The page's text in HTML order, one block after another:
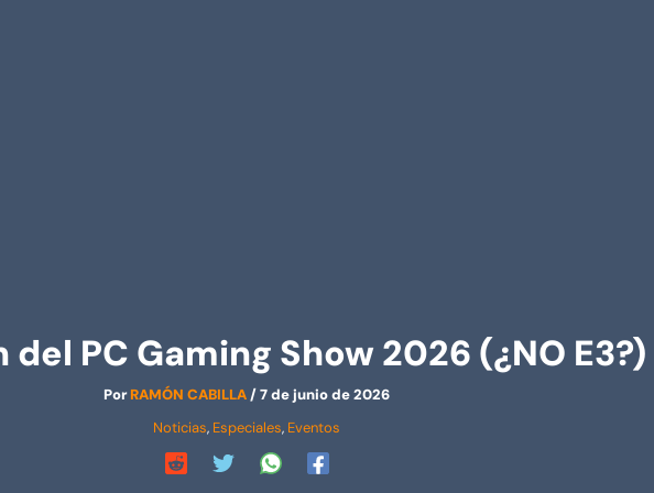
del PC Gaming Show 2026 (¿NO E3?)
PorRAMÓN CABILLA/7 de junio de 2026
Noticias, Especiales, Eventos